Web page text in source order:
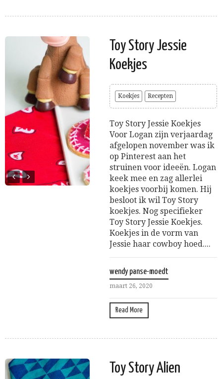
Toy Story Jessie
Koekjes
Koekjes Recepten
Toy Story Jessie Koekjes
Voor Logan zijn verjaardag
afgelopen november was ik
op Pinterest aan het
struinen voor ideeën. Logan
keek mee en zag allerlei
koekjes voorbij komen. Hij
besloot ik wil Toy Story
koekjes. Nog specifieker
Toy Story Jessie Koekjes.
Koekjes in de vorm van
Jessie haar cowboy hoed....
wendy panse-moedt
maart 26, 2020
Read More
Toy Story Alien